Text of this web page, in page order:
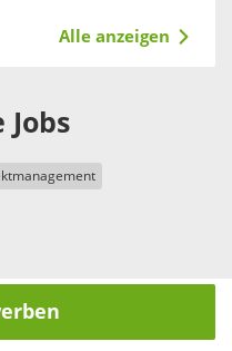
Alle anzeigen
Jobs